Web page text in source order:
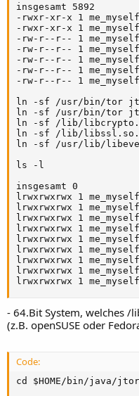
insgesamt 5892
-rwxr-xr-x 1
-rwxr-xr-x 1
-rw-r--r-- 1
-rw-r--r-- 1
-rw-r--r-- 1
-rw-r--r-- 1
-rw-r--r-- 1
ln -sf /usr/bin/tor
ln -sf /usr/bin/tor
ln -sf /lib/
ln -sf /lib/
ln -sf /usr/lib/
ls -l
insgesamt 0
lrwxrwxrwx 1
lrwxrwxrwx 1
lrwxrwxrwx 1
lrwxrwxrwx 1
lrwxrwxrwx 1
lrwxrwxrwx 1
lrwxrwxrwx 1
lrwxrwxrwx 1
lrwxrwxrwx 1
- 64.Bit System, welches
(z.B. openSUSE oder
Code:
cd $HOME/bin/java/